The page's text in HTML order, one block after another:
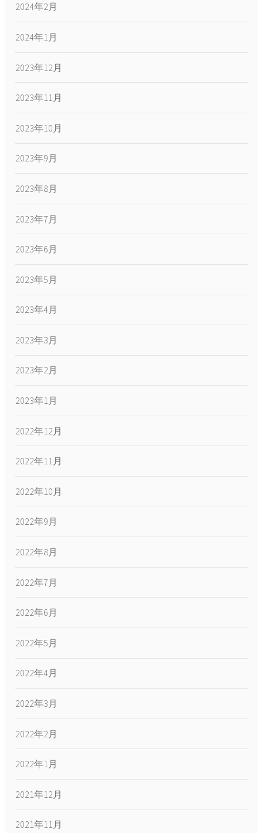
2024年2月
2024年1月
2023年12月
2023年11月
2023年10月
2023年9月
2023年8月
2023年7月
2023年6月
2023年5月
2023年4月
2023年3月
2023年2月
2023年1月
2022年12月
2022年11月
2022年10月
2022年9月
2022年8月
2022年7月
2022年6月
2022年5月
2022年4月
2022年3月
2022年2月
2022年1月
2021年12月
2021年11月